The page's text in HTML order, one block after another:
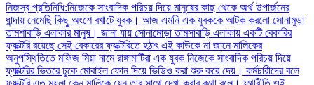
নিজস্ব প্রতিনিধি:নিজেকে সাংবাদিক পরিচয় দিয়ে মানুষের কাছ থেকে অর্থ উপার্জনের
ধান্দায় নেমেছি কিছু অংশে বখাটে যুবক। আজ এমনি এক যুবককে আটক করলো সোনামুড়া
তামশাবাড়ি এলাকার মানুষ। জানা যায় সোনামোড়া তামসাবাড়ি এলাকায় একটি বেকারির
ফ্যাক্টরি রয়েছে সেই বেকারের ফ্যাক্টরিতে হঠাৎ এই কাউকে না জানে মালিকের
অনুপস্থিতিতে মফিজ মিয়া নামে রাঙ্গামাটিরা এক যুবক নিজেকে সাংবাদিক পরিচয় দিয়ে
ফ্যাক্টরির ভিতরে ঢুকে মোবাইল ফোন দিয়ে ভিডিও করা শুরু করে দেয়। কর্মচারীদের বলে